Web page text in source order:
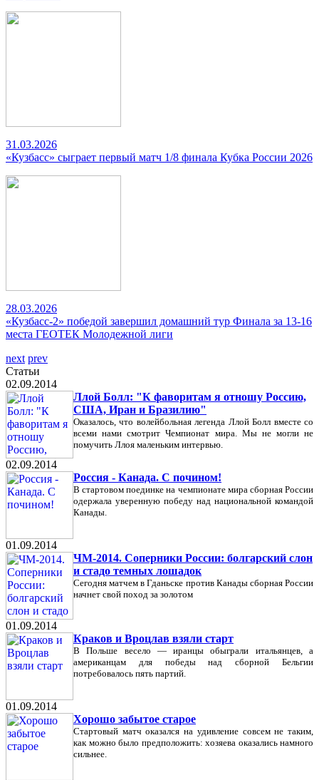
31.03.2026
«Кузбасс» сыграет первый матч 1/8 финала Кубка России 2026
28.03.2026
«Кузбасс-2» победой завершил домашний тур Финала за 13-16
места ГЕОТЕК Молодежной лиги
next prev
Статьи
02.09.2014
Ллой Болл: "К фаворитам я отношу Россию,
США, Иран и Бразилию"
Оказалось, что волейбольная легенда Ллой Болл вместе со
всеми нами смотрит Чемпионат мира. Мы не могли не
помучить Ллоя маленьким интервью.
02.09.2014
Россия - Канада. С почином!
В стартовом поединке на чемпионате мира сборная России
одержала уверенную победу над национальной командой
Канады.
01.09.2014
ЧМ-2014. Соперники России: болгарский слон
и стадо темных лошадок
Сегодня матчем в Гданьске против Канады сборная России
начнет свой поход за золотом
01.09.2014
Краков и Вроцлав взяли старт
В Польше весело — иранцы обыграли итальянцев, а
американцам для победы над сборной Бельгии
потребовалось пять партий.
01.09.2014
Хорошо забытое старое
Стартовый матч оказался на удивление совсем не таким,
как можно было предположить: хозяева оказались намного
сильнее.